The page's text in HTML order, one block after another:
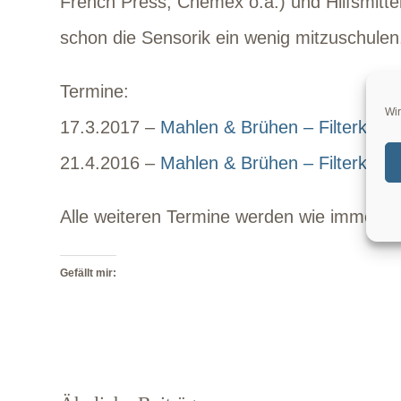
schon die Sensorik ein wenig
Termine:
17.3.2017 – Mahlen & Brühen –
21.4.2016 – Mahlen & Brühen –
Alle weiteren Termine werden wie immer
Gefällt mir: